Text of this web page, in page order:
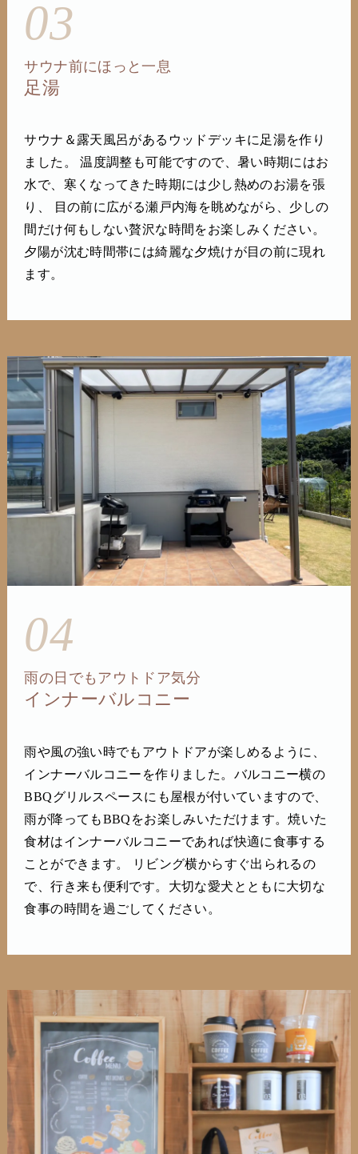
03
サウナ前にほっと一息
足湯
サウナ＆露天風呂があるウッドデッキに足湯を作り
ました。 温度調整も可能ですので、暑い時期にはお
水で、寒くなってきた時期には少し熱めのお湯を張
り、 目の前に広がる瀬戸内海を眺めながら、少しの
間だけ何もしない贅沢な時間をお楽しみください。
夕陽が沈む時間帯には綺麗な夕焼けが目の前に現れ
ます。
04
雨の日でもアウトドア気分
インナーバルコニー
雨や風の強い時でもアウトドアが楽しめるように、
インナーバルコニーを作りました。バルコニー横の
BBQグリルスペースにも屋根が付いていますので、
雨が降ってもBBQをお楽しみいただけます。焼いた
食材はインナーバルコニーであれば快適に食事する
ことができます。 リビング横からすぐ出られるの
で、行き来も便利です。大切な愛犬とともに大切な
食事の時間を過ごしてください。